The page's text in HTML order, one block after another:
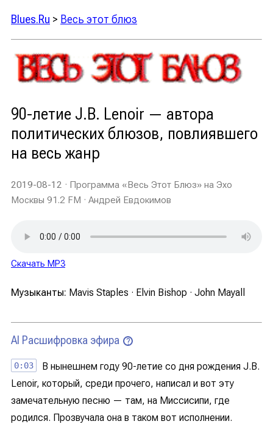
Blues.Ru > Весь этот блюз
90-летие J.B. Lenoir — автора
политических блюзов, повлиявшего
на весь жанр
2019-08-12 · Программа «Весь Этот Блюз» на Эхо
Москвы 91.2 FM · Андрей Евдокимов
Скачать MP3
Музыканты: Mavis Staples · Elvin Bishop · John Mayall
AI Расшифровка эфира ?
0:03
В нынешнем году 90-летие со дня рождения J.B.
Lenoir, который, среди прочего, написал и вот эту
замечательную песню — там, на Миссисипи, где
родился. Прозвучала она в таком вот исполнении.